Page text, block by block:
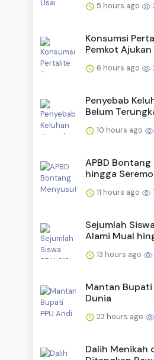
5 hours ago
Konsumsi
Pemkot Ajukan
6 hours ago
Penyebab
Belum
10 hours ago
APBD
hingga
11 hours ago
Sejumlah
Alami Mual
13 hours ago
Mantan Bupati
Dunia
23 hours ago
Dalih Menikah